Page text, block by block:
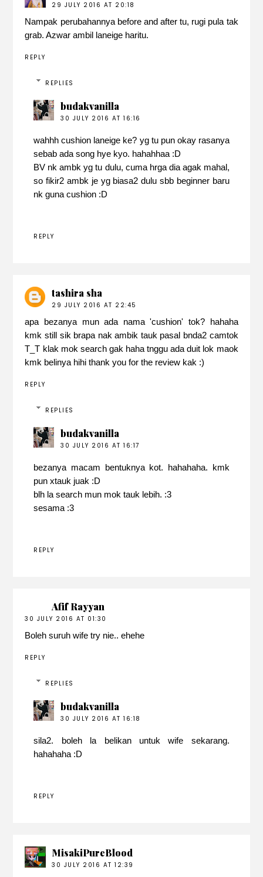
29 JULY 2016 AT 20:18
Nampak perubahannya before and after tu, rugi pula tak
grab. Azwar ambil laneige haritu.
REPLY
REPLIES
budakvanilla
30 JULY 2016 AT 16:16
wahhh cushion laneige ke? yg tu pun okay rasanya
sebab ada song hye kyo. hahahhaa :D
BV nk ambk yg tu dulu, cuma hrga dia agak mahal,
so fikir2 ambk je yg biasa2 dulu sbb beginner baru
nk guna cushion :D
REPLY
tashira sha
29 JULY 2016 AT 22:45
apa bezanya mun ada nama 'cushion' tok? hahaha
kmk still sik brapa nak ambik tauk pasal bnda2 camtok
T_T klak mok search gak haha tnggu ada duit lok maok
kmk belinya hihi thank you for the review kak :)
REPLY
REPLIES
budakvanilla
30 JULY 2016 AT 16:17
bezanya macam bentuknya kot. hahahaha. kmk
pun xtauk juak :D
blh la search mun mok tauk lebih. :3
sesama :3
REPLY
Afif Rayyan
30 JULY 2016 AT 01:30
Boleh suruh wife try nie.. ehehe
REPLY
REPLIES
budakvanilla
30 JULY 2016 AT 16:18
sila2. boleh la belikan untuk wife sekarang.
hahahaha :D
REPLY
MisakiPureBlood
30 JULY 2016 AT 12:39